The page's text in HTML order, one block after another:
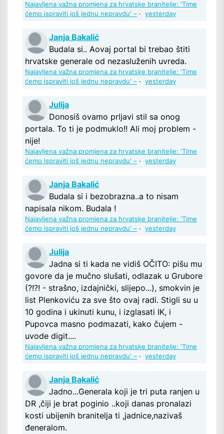
Najavljena važna promjena za hrvatske branitelje: 'Time
ćemo ispraviti još jednu nepravdu' – · yesterday
Janja Bakalić
Budala si.. Aovaj portal bi trebao štiti
hrvatske generale od nezasluženih uvreda.
Najavljena važna promjena za hrvatske branitelje: 'Time
ćemo ispraviti još jednu nepravdu' – · yesterday
Julija
Donosiš ovamo prljavi stil sa onog
portala. To ti je podmuklo!! Ali moj problem -
nije!
Najavljena važna promjena za hrvatske branitelje: 'Time
ćemo ispraviti još jednu nepravdu' – · yesterday
Janja Bakalić
Budala si i bezobrazna..a to nisam
napisala nikom. Budala !
Najavljena važna promjena za hrvatske branitelje: 'Time
ćemo ispraviti još jednu nepravdu' – · yesterday
Julija
Jadna si ti kada ne vidiš OČITO: pišu mu
govore da je mučno slušati, odlazak u Grubore
(?!?! - strašno, izdajnički, slijepo...), smokvin je
list Plenkoviću za sve što ovaj radi. Stigli su u
10 godina i ukinuti kunu, i izglasati IK, i
Pupovca masno podmazati, kako čujem -
uvode digit....
Najavljena važna promjena za hrvatske branitelje: 'Time
ćemo ispraviti još jednu nepravdu' – · yesterday
Janja Bakalić
Jadno...Generala koji je tri puta ranjen u
DR ,čiji je brat poginio ..koji danas pronalazi
kosti ubijenih branitelja ti ,jadnice,nazivaš
đeneralom.